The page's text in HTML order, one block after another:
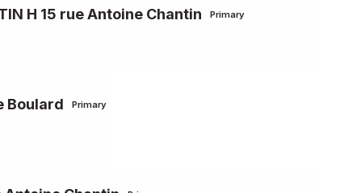
H 15 rue Antoine Chantin Primary
Boulard Primary